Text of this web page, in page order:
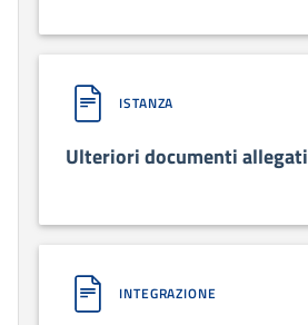
ISTANZA
Ulteriori documenti allegati
INTEGRAZIONE